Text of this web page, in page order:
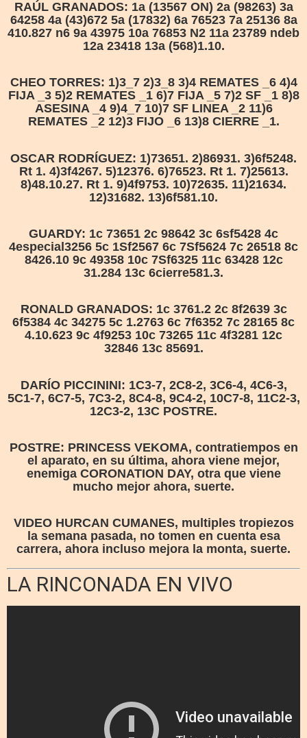
RAÚL GRANADOS: 1a (13567 ON) 2a (98263) 3a
64258 4a (43)672 5a (17832) 6a 76523 7a 25136 8a
410.827 n6 9a 43975 10a 76853 N2 11a 23789 ndeb
12a 23418 13a (568)1.10.
CHEO TORRES: 1)3_7 2)3_8 3)4 REMATES _6 4)4
FIJA _3 5)2 REMATES _1 6)7 FIJA _5 7)2 SF _1 8)8
ASESINA _4 9)4_7 10)7 SF LINEA _2 11)6
REMATES _2 12)3 FIJO _6 13)8 CIERRE _1.
OSCAR RODRÍGUEZ: 1)73651. 2)86931. 3)6f5248.
Rt 1. 4)3f4267. 5)12376. 6)76523. Rt 1. 7)25613.
8)48.10.27. Rt 1. 9)4f9753. 10)72635. 11)21634.
12)31682. 13)6f581.10.
GUARDY: 1c 73651 2c 98642 3c 6sf5428 4c
4especial3256 5c 1Sf2567 6c 7Sf5624 7c 26518 8c
8426.10 9c 49358 10c 7Sf6325 11c 63428 12c
31.284 13c 6cierre581.3.
RONALD GRANADOS: 1c 3761.2 2c 8f2639 3c
6f5384 4c 34275 5c 1.2763 6c 7f6352 7c 28165 8c
4.10.623 9c 4f9253 10c 73265 11c 4f3281 12c
32846 13c 85691.
DARÍO PICCININI: 1C3-7, 2C8-2, 3C6-4, 4C6-3,
5C1-7, 6C7-5, 7C3-2, 8C4-8, 9C4-2, 10C7-8, 11C2-3,
12C3-2, 13C POSTRE.
POSTRE: PRINCESS VEKOMA, contratiempos en
el aparato, en su última, ahora viene mejor,
enemiga CORONATION DAY, otra que viene
mucho mejor ahora, suerte.
VIDEO HURCAN CUMANES, multiples tropiezos
la semana pasada, no tomen en cuenta esa
carrera, ahora incluso mejora la monta, suerte.
LA RINCONADA EN VIVO